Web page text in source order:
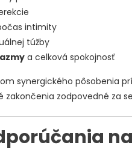
intimity
túžby
a celková spokojnosť
synergického pôsobenia
zakončenia zodpovedné za